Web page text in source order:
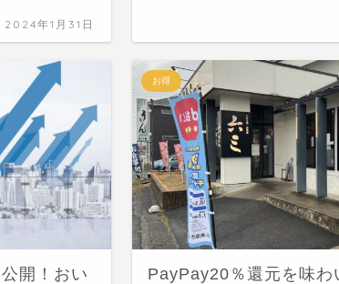
2024年1月31日
開！おい
お得
PayPay20％還元を味わ